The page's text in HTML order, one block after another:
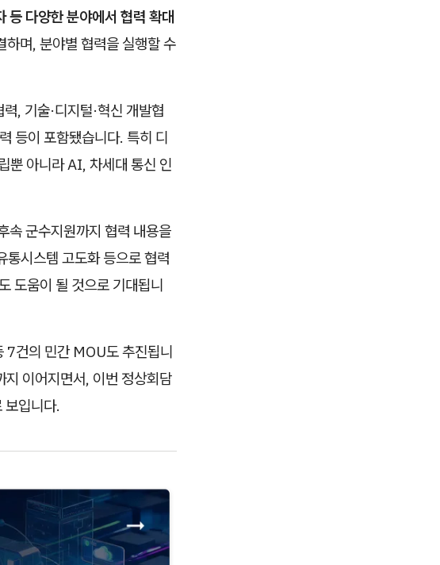
등 다양한 분야에서 협력 확대
며, 분야별 협력을 실행할 수
, 기술·디지털·혁신 개발협
등이 포함됐습니다. 특히 디
뿐 아니라 AI, 차세대 통신 인
속 군수지원까지 협력 내용을
통시스템 고도화 등으로 협력
도움이 될 것으로 기대됩니
7건의 민간 MOU도 추진됩니
지 이어지면서, 이번 정상회담
보입니다.